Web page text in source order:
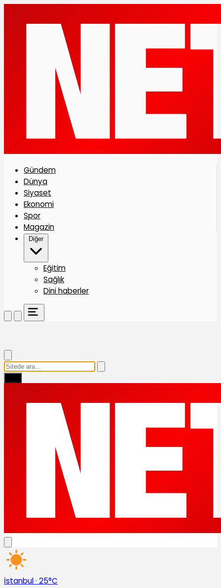
Gündem
Dünya
Siyaset
Ekonomi
Spor
Magazin
Diğer
Eğitim
Sağlık
Dini haberler
İstanbul· 25°C